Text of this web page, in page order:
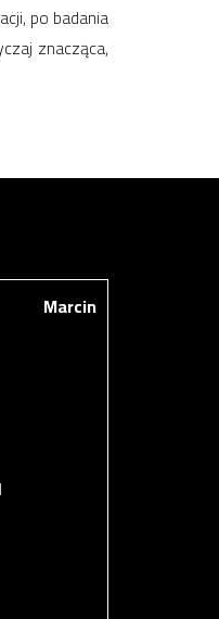
po badania
znacząca,
Marcin